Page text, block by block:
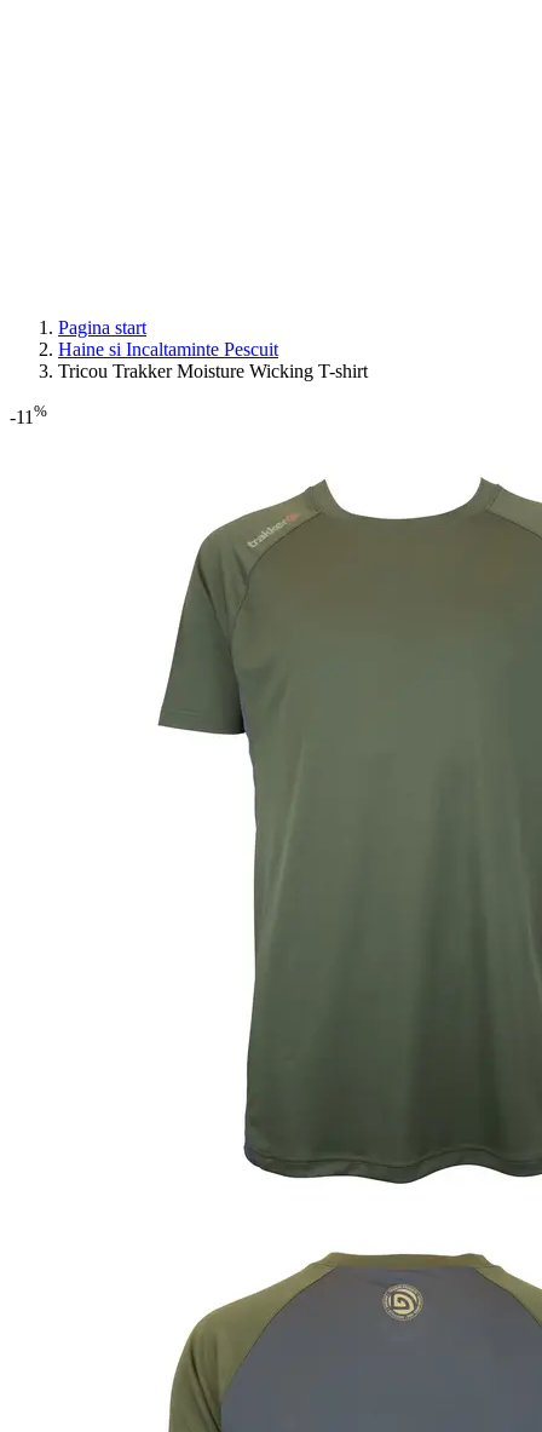
Pagina start
Haine si Incaltaminte Pescuit
Tricou Trakker Moisture Wicking T-shirt
-11 %